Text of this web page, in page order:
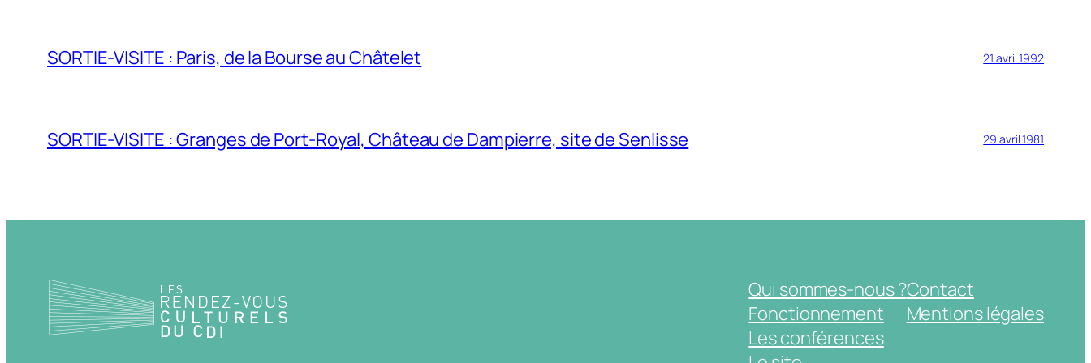
SORTIE-VISITE : Paris, de la Bourse au Châtelet 21 avril 1992
SORTIE-VISITE : Granges de Port-Royal, Château de Dampierre, site de Senlisse 29 avril 1981
Qui sommes-nous ?
Fonctionnement
Les conférences
Contact
Mentions légales